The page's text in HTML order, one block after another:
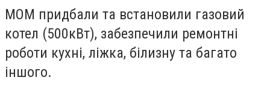
МОМ придбали та встановили газовий
котел (500кВт), забезпечили ремонтні
роботи кухні, ліжка, білизну та багато
іншого.